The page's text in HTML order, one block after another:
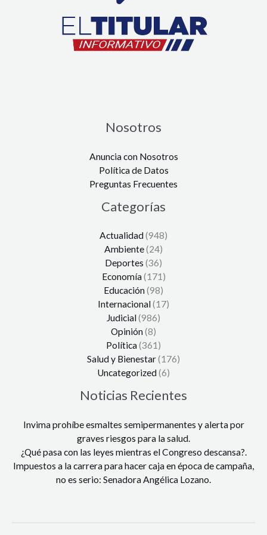
Nosotros
Anuncia con Nosotros
Política de Datos
Preguntas Frecuentes
Categorías
Actualidad(948)
Ambiente(24)
Deportes (36)
Economía(171)
Educación(98)
Internacional(17)
Judicial(986)
Opinión(8)
Política(361)
Salud y Bienestar(176)
Uncategorized(6)
Noticias Recientes
Invima prohíbe esmaltes semipermanentes y alerta por
graves riesgos para la salud.
¿Qué pasa con las leyes mientras el Congreso descansa?.
Impuestos a la carrera para hacer caja en época de campaña,
no es serio: Senadora Angélica Lozano.